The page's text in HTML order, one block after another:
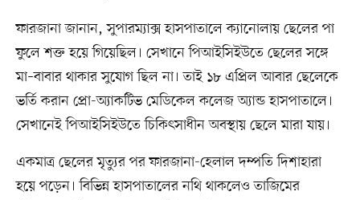
ফারজানা জানান, সুপারম্যাক্স হাসপাতালে ক্যানোলায় ছেলের পা
ফুলে শক্ত হয়ে গিয়েছিল। সেখানে পিআইসিইউতে ছেলের সঙ্গে
মা–বাবার থাকার সুযোগ ছিল না। তাই ১৮ এপ্রিল আবার ছেলেকে
ভর্তি করান প্রো-অ্যাকটিভ মেডিকেল কলেজ অ্যান্ড হাসপাতালে।
সেখানেই পিআইসিইউতে চিকিৎসাধীন অবস্থায় ছেলে মারা যায়।
একমাত্র ছেলের মৃত্যুর পর ফারজানা-হেলাল দম্পতি দিশাহারা
হয়ে পড়েন। বিভিন্ন হাসপাতালের নথি থাকলেও তাজিমের